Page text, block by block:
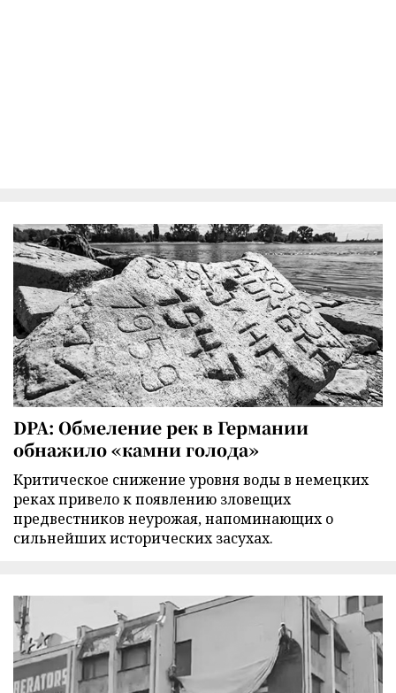
DPA: Обмеление рек в Германии
обнажило «камни голода»
Критическое снижение уровня воды в немецких
реках привело к появлению зловещих
предвестников неурожая, напоминающих о
сильнейших исторических засухах.